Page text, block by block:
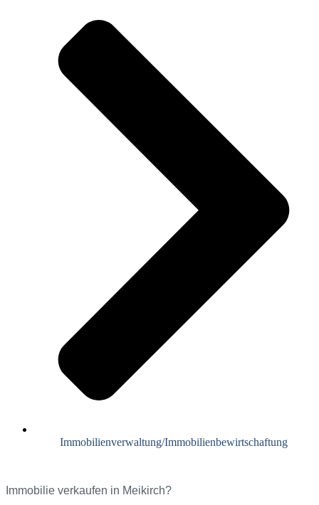
Immobilienverwaltung/Immobilienbewirtschaftung
Immobilie verkaufen in Meikirch?